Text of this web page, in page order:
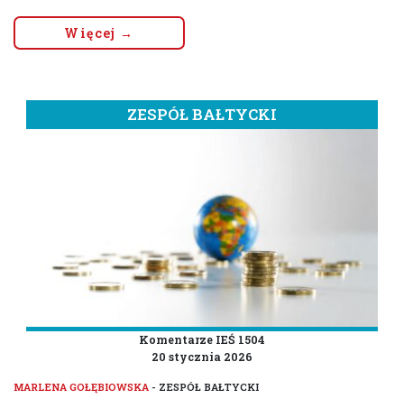
Więcej →
ZESPÓŁ BAŁTYCKI
Komentarze IEŚ 1504
20 stycznia 2026
MARLENA GOŁĘBIOWSKA - ZESPÓŁ BAŁTYCKI